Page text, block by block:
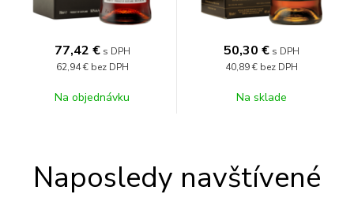
77,42 € s DPH
62,94 € bez DPH
Na objednávku
50,30 € s DPH
40,89 € bez DPH
Na sklade
Naposledy navštívené